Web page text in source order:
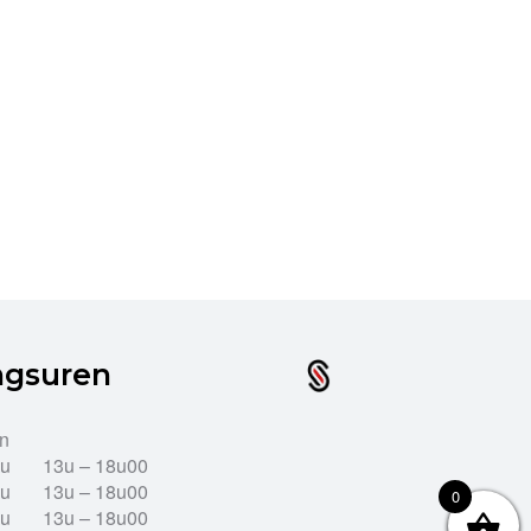
13u – 18u00
13u – 18u00
13u – 18u00
0